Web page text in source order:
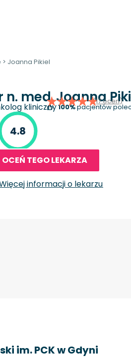
> Joanna Pikiel
n. med.Joanna
kliniczny
4.8
(17 ocen)
100%pacjentów
OCEŃ TEGO LEKARZA
informacji o lekarzu
im. PCK w Gdyni